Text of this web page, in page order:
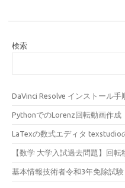
検索
DaVinci Resolve インストール手
PythonでのLorenz回転動画作成
LaTexの数式エディタ texstudio
【数学 大学入試過去問題】回
基本情報技術者令和3年免除試